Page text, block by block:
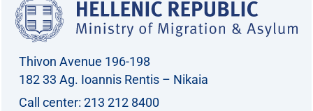
Thivon Avenue 196-198
182 33 Ag. Ioannis Rentis – Nikaia
Call center: 213 212 8400